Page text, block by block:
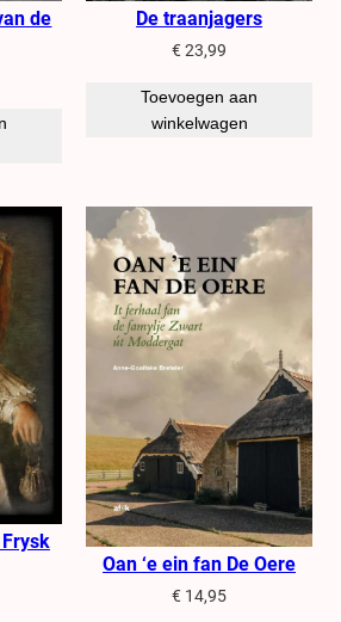
de
De traanjagers
€ 23,99
Toevoegen aan
winkelwagen
Oan ‘e ein fan De Oere
€ 14,95